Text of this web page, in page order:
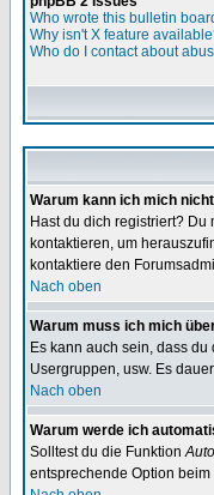
Who wrote this bulletin
Why isn't X feature
Who do I contact about
Warum kann ich mich
Hast du dich registriert?
kontaktieren, um
kontaktiere den
Nach oben
Warum muss ich mich
Es kann auch sein, dass
Usergruppen, usw. Es
Nach oben
Warum werde ich
Solltest du die Funktion
entsprechende Option